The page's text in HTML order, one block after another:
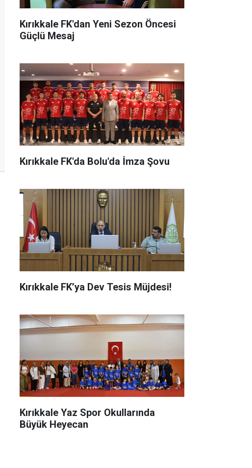
Kırıkkale FK'dan Yeni Sezon Öncesi
Güçlü Mesaj
Kırıkkale FK'da Bolu'da İmza Şovu
Kırıkkale FK’ya Dev Tesis Müjdesi!
Kırıkkale Yaz Spor Okullarında
Büyük Heyecan